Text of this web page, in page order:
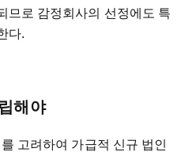
므로 감정회사의 선정에도 특
다.
해야
고려하여 가급적 신규 법인